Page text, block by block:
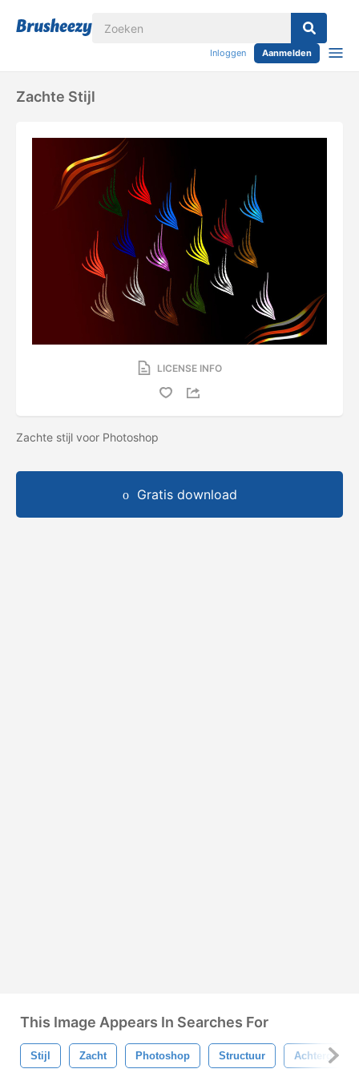
Inloggen Aanmelden
Zachte Stijl
LICENSE INFO
Zachte stijl voor Photoshop
Gratis download
This Image Appears In Searches For
Stijl Zacht Photoshop Structuur Achtergrond